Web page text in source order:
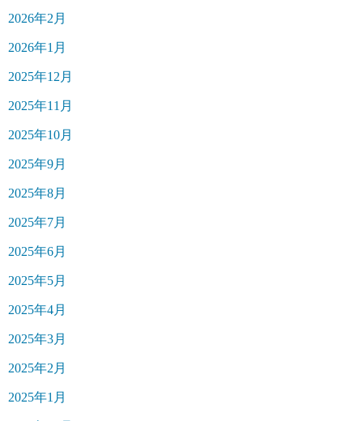
2026年2月
2026年1月
2025年12月
2025年11月
2025年10月
2025年9月
2025年8月
2025年7月
2025年6月
2025年5月
2025年4月
2025年3月
2025年2月
2025年1月